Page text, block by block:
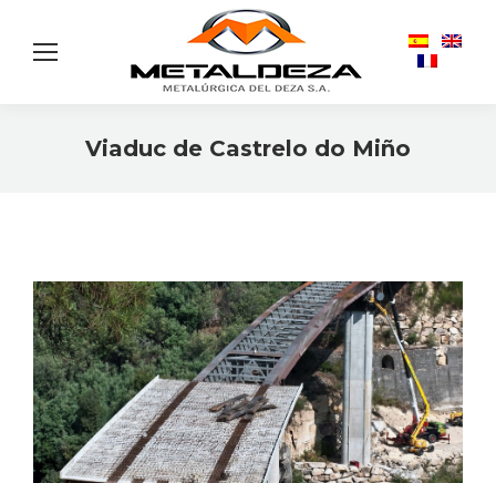
Viaduc de Castrelo do Miño